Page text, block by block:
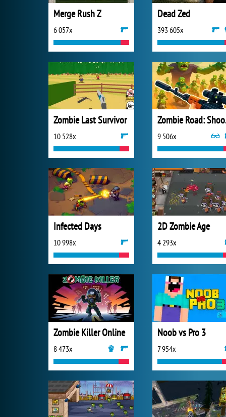
Merge Rush Z
6 057x
Dead Zed
393 605x
Zombie Last Survivor
10 528x 9 506x
Infected Days
10 998x
2D Zombie Age
4 293x
Zombie Killer Online
8 473x
Noob vs Pro 3
7 954x